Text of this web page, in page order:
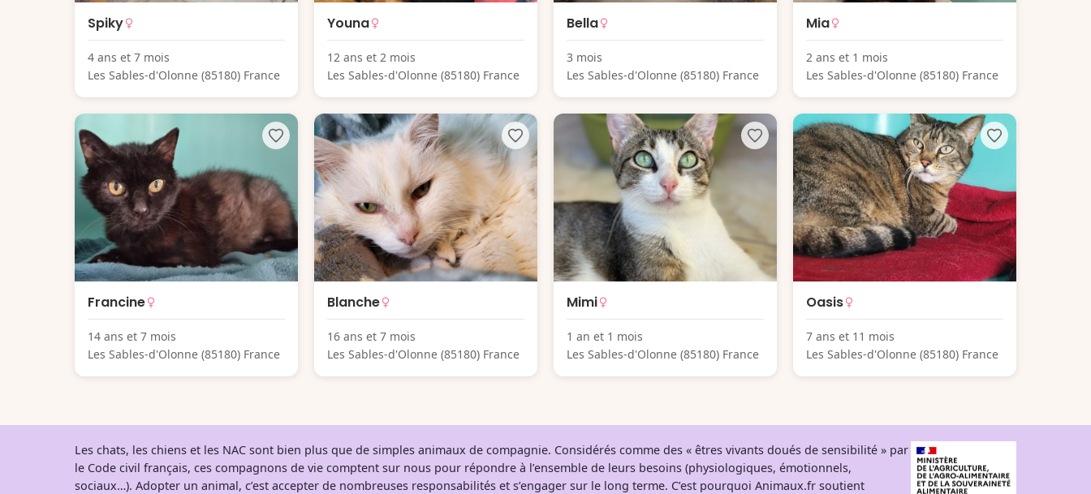
Spiky
4 ans et 7 mois
Les Sables-d'Olonne (85180) France
Youna
12 ans et 2 mois
Les Sables-d'Olonne (85180) France
Bella
3 mois
Les Sables-d'Olonne (85180) France
Mia
2 ans et 1 mois
Les Sables-d'Olonne (85180) France
Francine
14 ans et 7 mois
Les Sables-d'Olonne (85180) France
Blanche
16 ans et 7 mois
Les Sables-d'Olonne (85180) France
Mimi
1 an et 1 mois
Les Sables-d'Olonne (85180) France
Oasis
7 ans et 11 mois
Les Sables-d'Olonne (85180) France
Les chats, les chiens et les NAC sont bien plus que de simples animaux de compagnie. Considérés comme des « êtres vivants doués de sensibilité » par
le Code civil français, ces compagnons de vie comptent sur nous pour répondre à l’ensemble de leurs besoins (physiologiques, émotionnels,
sociaux…). Adopter un animal, c’est accepter de nombreuses responsabilités et s’engager sur le long terme. C’est pourquoi Animaux.fr soutient